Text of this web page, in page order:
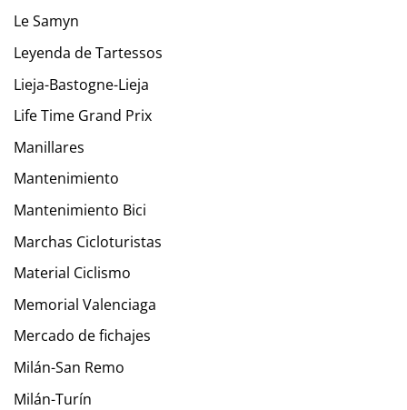
Le Samyn
Leyenda de Tartessos
Lieja-Bastogne-Lieja
Life Time Grand Prix
Manillares
Mantenimiento
Mantenimiento Bici
Marchas Cicloturistas
Material Ciclismo
Memorial Valenciaga
Mercado de fichajes
Milán-San Remo
Milán-Turín